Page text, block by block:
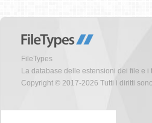
FileTypes
La database delle estensioni dei file e i
Copyright © 2017-2026 Tutti i diritti